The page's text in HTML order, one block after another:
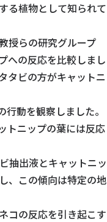
る植物として知られて
授らの研究グループ
への反応を比較しまし
タビの方がキャットニ
動を観察しました。
トニップの葉には反応
抽出液とキャットニッ
、この傾向は特定の地
コの反応を引き起こす